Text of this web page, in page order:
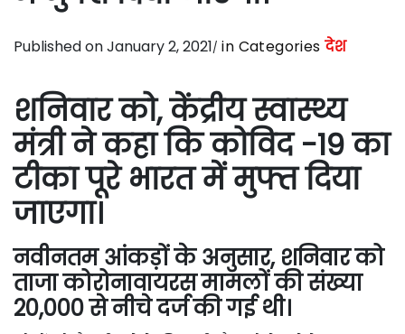
Published on January 2, 2021 in Categories देश
शनिवार को, केंद्रीय स्वास्थ्य
मंत्री ने कहा कि कोविद -19 का
टीका पूरे भारत में मुफ्त दिया
जाएगा।
नवीनतम आंकड़ों के अनुसार, शनिवार को
ताजा कोरोनावायरस मामलों की संख्या
20,000 से नीचे दर्ज की गई थी।